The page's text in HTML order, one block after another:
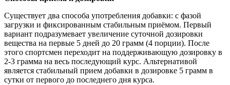
Существует два способа употребления добавки: с фазой
загрузки и фиксированным стабильным приёмом. Первый
вариант подразумевает увеличение суточной дозировки
вещества на первые 5 дней до 20 грамм (4 порции). После
этого спортсмен переходит на поддерживающую дозировку в
2-3 грамма на весь последующий курс. Альтернативой
является стабильный прием добавки в дозировке 5 грамм в
сутки от первого до последнего дня курса.